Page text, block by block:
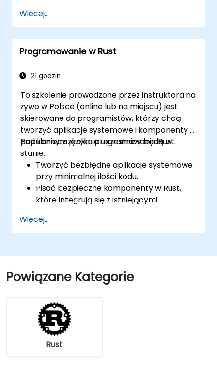
Więcej...
Programowanie w Rust
21 godzin
To szkolenie prowadzone przez instruktora na
żywo w Polsce (online lub na miejscu) jest
skierowane do programistów, którzy chcą
tworzyć aplikacje systemowe i komponenty w
popularnym języku programowania Rust.
Pod koniec szkolenia uczestnicy będą w
stanie:
Tworzyć bezbłędne aplikacje systemowe
przy minimalnej ilości kodu.
Pisać bezpieczne komponenty w Rust,
które integrują się z istniejącymi
Wdrażać aplikację lub komponent Rust do
produkcji.
Więcej...
Powiązane Kategorie
Rust